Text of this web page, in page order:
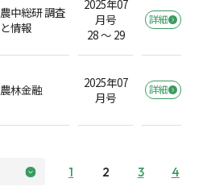
農中総研 調査
と情報
2025年07
月号
28 ～ 29
詳細
農林金融
2025年07
月号
詳細
1 2 3 4